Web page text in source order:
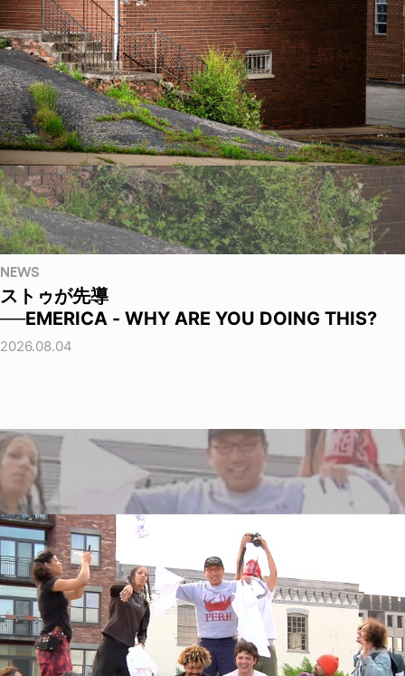
NEWS
ストゥが先導
──EMERICA - WHY ARE YOU DOING THIS?
2026.08.04